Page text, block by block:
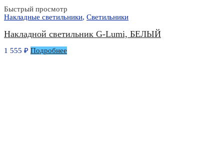
Быстрый просмотр
Накладные светильники, Светильники
Накладной светильник G-Lumi, БЕЛЫЙ
1 555 ₽ Подробнее